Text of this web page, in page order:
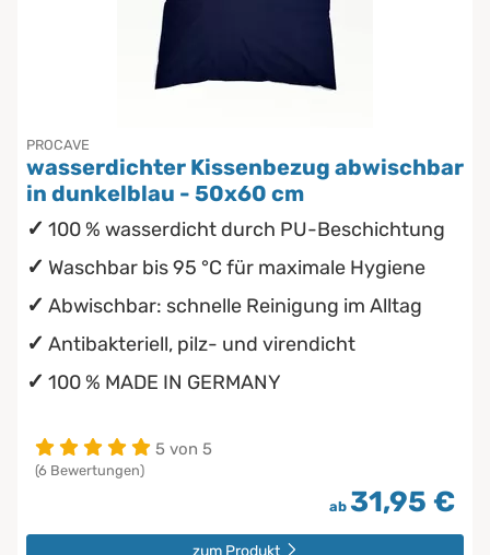
PROCAVE
wasserdichter Kissenbezug abwischbar
in dunkelblau - 50x60 cm
100 % wasserdicht durch PU-Beschichtung
Waschbar bis 95 °C für maximale Hygiene
Abwischbar: schnelle Reinigung im Alltag
Antibakteriell, pilz- und virendicht
100 % MADE IN GERMANY
5 von 5
(6 Bewertungen)
ab 31,95 €
zum Produkt